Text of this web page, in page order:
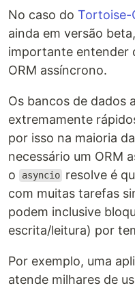
No caso do Tortoise-
ainda em versão
importante entender
ORM assíncrono.
Os bancos de dados
extremamente
por isso na maioria
necessário um ORM
o
asyncio resolve é
com muitas tarefas
podem inclusive
escrita/leitura) por
Por exemplo, uma
atende milhares de